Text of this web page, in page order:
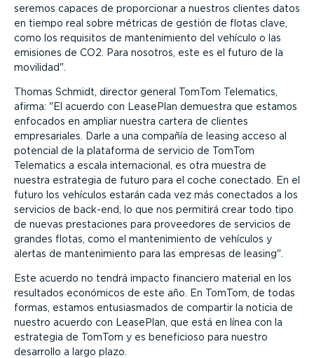
seremos capaces de proporcionar a nuestros clientes datos
en tiempo real sobre métricas de gestión de flotas clave,
como los requisitos de mantenimiento del vehículo o las
emisiones de CO2. Para nosotros, este es el futuro de la
movilidad
Thomas Schmidt, director general TomTom Telematics,
afirma:
El acuerdo con LeasePlan demuestra que estamos
enfocados en ampliar nuestra cartera de clientes
empresariales. Darle a una compañía de leasing acceso al
potencial de la plataforma de servicio de TomTom
Telematics a escala internacional, es otra muestra de
nuestra estrategia de futuro para el coche conectado. En el
futuro los vehículos estarán cada vez más conectados a los
servicios de back-end, lo que nos permitirá crear todo tipo
de nuevas prestaciones para proveedores de servicios de
grandes flotas, como el mantenimiento de vehículos y
alertas de mantenimiento para las empresas de leasing
Este acuerdo no tendrá impacto financiero material en los
resultados económicos de este año. En TomTom, de todas
formas, estamos entusiasmados de compartir la noticia de
nuestro acuerdo con LeasePlan, que está en línea con la
estrategia de TomTom y es beneficioso para nuestro
desarrollo a largo plazo.